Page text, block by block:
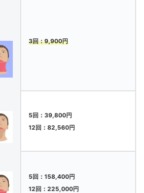
3回：9,900円
5回：39,800円
12回：82,560円
5回：158,400円
12回：225,000円